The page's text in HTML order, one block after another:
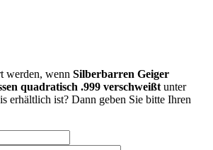
werden, wenn Silberbarren Geiger
quadratisch .999 verschweißt unter
erhältlich ist? Dann geben Sie bitte Ihren